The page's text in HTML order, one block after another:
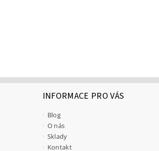
INFORMACE PRO VÁS
Blog
O nás
Sklady
Kontakt